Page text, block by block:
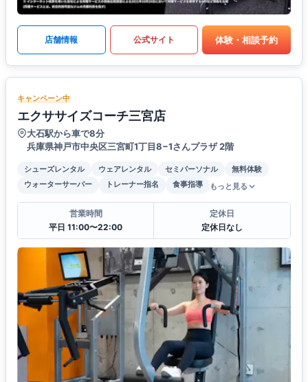
店舗情報 公式サイト 体験・相談予約
キャンペーン中
エクササイズコーチ三宮店
大石駅から車で8分
兵庫県神戸市中央区三宮町1丁目8−1さんプラザ 2階
シューズレンタル ウェアレンタル セミパーソナル
無料体験
ウォーターサーバー
トレーナー指名 食事指導 もっと見る
営業時間
平日 11:00〜22:00
定休日
定休日なし